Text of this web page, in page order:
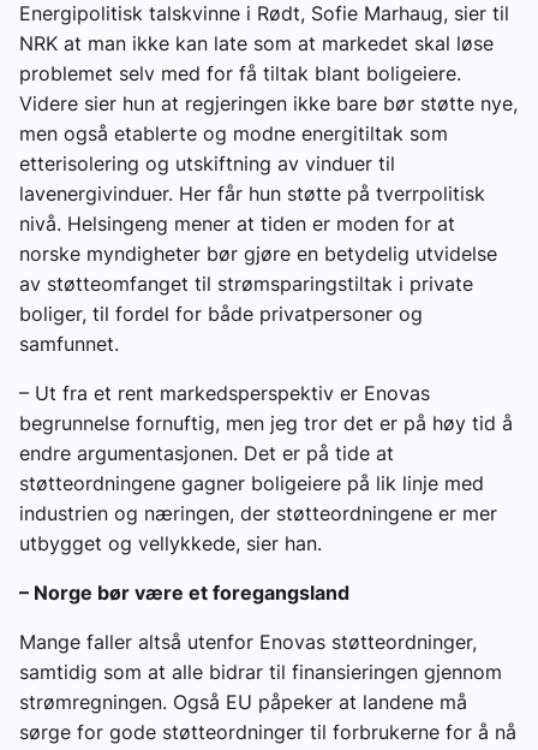
Energipolitisk talskvinne i Rødt, Sofie Marhaug, sier til
NRK at man ikke kan late som at markedet skal løse
problemet selv med for få tiltak blant boligeiere.
Videre sier hun at regjeringen ikke bare bør støtte nye,
men også etablerte og modne energitiltak som
etterisolering og utskiftning av vinduer til
lavenergivinduer. Her får hun støtte på tverrpolitisk
nivå. Helsingeng mener at tiden er moden for at
norske myndigheter bør gjøre en betydelig utvidelse
av støtteomfanget til strømsparingstiltak i private
boliger, til fordel for både privatpersoner og
samfunnet.
– Ut fra et rent markedsperspektiv er Enovas
begrunnelse fornuftig, men jeg tror det er på høy tid å
endre argumentasjonen. Det er på tide at
støtteordningene gagner boligeiere på lik linje med
industrien og næringen, der støtteordningene er mer
utbygget og vellykkede, sier han.
– Norge bør være et foregangsland
Mange faller altså utenfor Enovas støtteordninger,
samtidig som at alle bidrar til finansieringen gjennom
strømregningen. Også EU påpeker at landene må
sørge for gode støtteordninger til forbrukerne for å nå